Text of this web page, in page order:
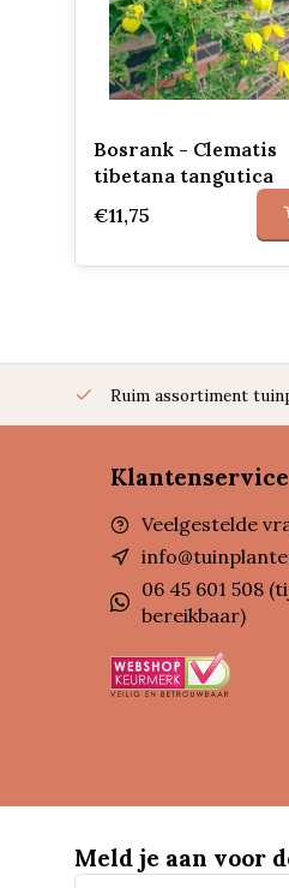
Bosrank - Clematis
tibetana tangutica
€11,75
Ruim assortiment
Klantenservice
Veelgestelde
06 45 601 508
bereikbaar)
Meld je aan voor